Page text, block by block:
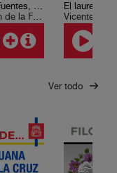
México en Fuentes, Fuentes y México
Juan Ramón de la Fuente
El laurel
Vicente
Ver todo